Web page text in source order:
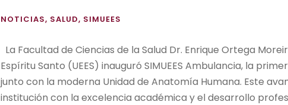
NOTICIAS, SALUD, SIMUEES
La Facultad de Ciencias de la Salud Dr. Enrique Ortega
Espíritu Santo (UEES) inauguró SIMUEES Ambulancia, la
junto con la moderna Unidad de Anatomía Humana. Este
institución con la excelencia académica y el desarrollo